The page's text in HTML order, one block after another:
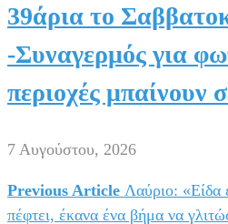
39άρια το
-Συναγερμός για
περιοχές μπαίνουν
7 Αυγούστου, 2026
Πλοήγηση
Previous Article Λαύριο: «Είδα
πέφτει, έκανα ένα βήμα να